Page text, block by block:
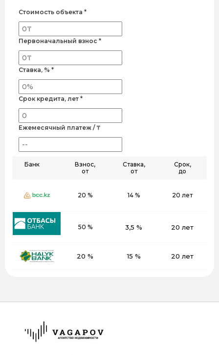
Стоимость объекта *
Первоначальный взнос *
Ставка, % *
Срок кредита, лет *
Ежемесячный платеж / ₸
Банк
Взнос,
от
Ставка,
от
Срок,
до
20 % 14 % 20 лет
50 % 3,5 % 20 лет
20 % 15 % 20 лет